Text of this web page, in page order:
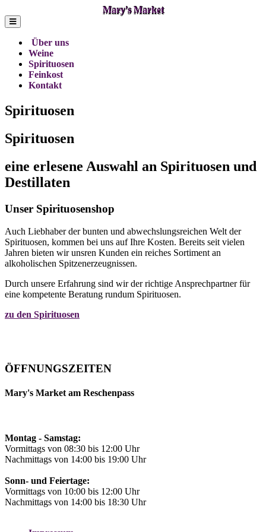
Mary's Market
Über uns
Weine
Spirituosen
Feinkost
Kontakt
Spirituosen
Spirituosen
eine erlesene Auswahl an Spirituosen und
Destillaten
Unser Spirituosenshop
Auch Liebhaber der bunten und abwechslungsreichen Welt der
Spirituosen, kommen bei uns auf Ihre Kosten. Bereits seit vielen
Jahren bieten wir unsren Kunden ein reiches Sortiment an
alkoholischen Spitzenerzeugnissen.
Durch unsere Erfahrung sind wir der richtige Ansprechpartner für
eine kompetente Beratung rundum Spirituosen.
zu den Spirituosen
ÖFFNUNGSZEITEN
Mary's Market am Reschenpass
Montag - Samstag:
Vormittags von 08:30 bis 12:00 Uhr
Nachmittags von 14:00 bis 19:00 Uhr
Sonn- und Feiertage:
Vormittags von 10:00 bis 12:00 Uhr
Nachmittags von 14:00 bis 18:30 Uhr